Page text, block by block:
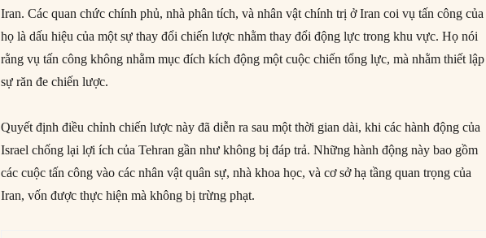
Iran. Các quan chức chính phủ, nhà phân tích, và nhân vật chính trị ở Iran coi vụ tấn công của
họ là dấu hiệu của một sự thay đổi chiến lược nhằm thay đổi động lực trong khu vực. Họ nói
rằng vụ tấn công không nhằm mục đích kích động một cuộc chiến tổng lực, mà nhằm thiết lập
sự răn đe chiến lược.
Quyết định điều chỉnh chiến lược này đã diễn ra sau một thời gian dài, khi các hành động của
Israel chống lại lợi ích của Tehran gần như không bị đáp trả. Những hành động này bao gồm
các cuộc tấn công vào các nhân vật quân sự, nhà khoa học, và cơ sở hạ tầng quan trọng của
Iran, vốn được thực hiện mà không bị trừng phạt.